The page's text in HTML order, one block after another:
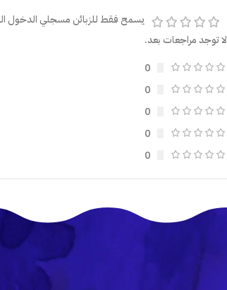
لا توجد مراجعات بعد.
0
0
0
0
0
يسمح فقط للزبائن مسجلي الدخول